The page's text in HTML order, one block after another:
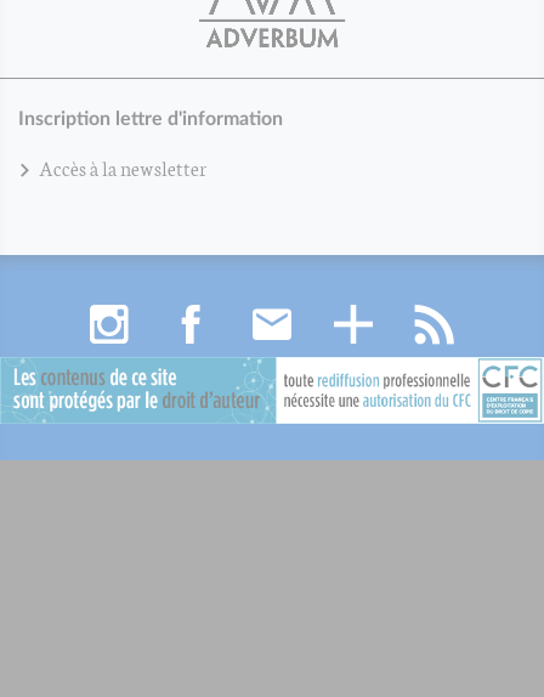
Inscription lettre d'information
Accès à la newsletter